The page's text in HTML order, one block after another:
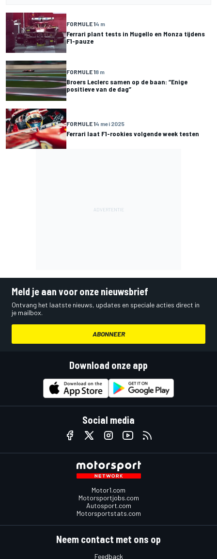
FORMULE 14 m
Ferrari plant tests in Mugello en Monza tijdens
F1-pauze
FORMULE 18 m
Broers Leclerc samen op de baan: “Enige
positieve van de dag”
FORMULE 14 mei 2025
Ferrari laat F1-rookies volgende week testen
Meld je aan voor onze nieuwsbrief
Ontvang het laatste nieuws, updates en speciale acties direct in
je mailbox.
ABONNEER
Download onze app
Social media
Motor1.com
Motorsportjobs.com
Autosport.com
Motorsportstats.com
Neem contact met ons op
Feedback